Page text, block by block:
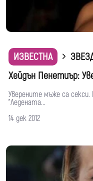
ИЗВЕСТНА
Хейдън Пенетиър:
Уверените мъже са
"Ледената...
14 дек 2012